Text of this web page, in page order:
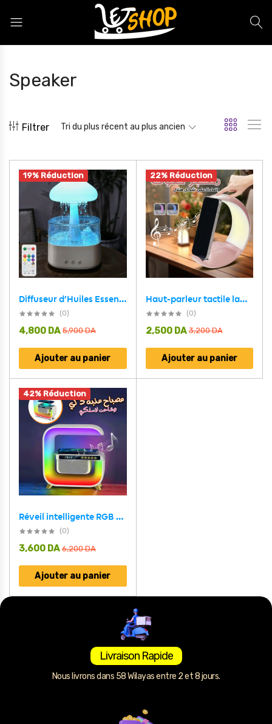
Speaker
Filtrer Tri du plus récent au plus ancien
19% Réduction
Diffuseur d’Huiles Essentielles Nuage Pluie 300ml et Bluetooth Speaker – معطر بشكل غيمة ممطرة و مكبر صوت بلوتوث
(0)
5,900DA
4,800 DA
Ajouter au panier
22% Réduction
Haut-parleur tactile lampe lunaire ,moon touch speaker
(0)
3,200DA
2,500 DA
Ajouter au panier
42% Réduction
Réveil intelligente RGB type Big G Wireless Charger / Speaker Bluetooth 5.0 – منبه ذكي و شاحن لاسلكي ومكبر صوت بلوتوث
(0)
6,200DA
3,600 DA
Ajouter au panier
Livraison Rapide
Nous livrons dans 58 Wilayas entre 2 et 8 jours.